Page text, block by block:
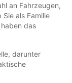
an Fahrzeugen,
als Familie
das
darunter